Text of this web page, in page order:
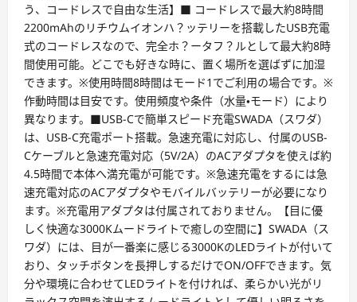
う、コードレスで自由な生活】■ コードレスで最大約8時間
2200mAhのリチウムイオンハ？ッテリーを搭載したUSB充電
式のコードレスなので、完全ホ？ータフ？ルとして最大約8時
間使用可能。どこでも好きな時に、置く場所を選ばずに加湿
できます。※使用時間8時間はモード1でご利用の場合です。※
作動時間は目安です。使用頻度や条件（水量・モード）により
異なります。■USB-Cで簡単スピード充電SWADA（スワダ）
は、USB-C充電ポート搭載。急速充電に対応し、付属のUSB-
Cケーブルと急速充電対応（5V/2A）のACアダプタを使えば約
4.5時間で本体へ満充電が可能です。※急速充電をするには急
速充電対応のACアダプタやモバイルバッテリーが必要になり
ます。※充電用アダプタは付属されておりません。【目に優
しく快適な3000Kムードライトで癒しの空間に】SWADA（ス
ワダ）には、目が一番楽に感じる3000KのLEDライトが付いて
おり、タッチボタンを長押しするだけでON/OFFできます。気
分や環境に合わせてLEDライトを付ければ、柔らかい光がリ